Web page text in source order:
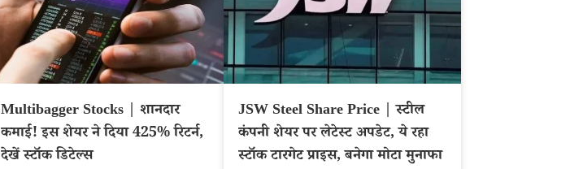
Multibagger Stocks | शानदार
कमाई! इस शेयर ने दिया 425% रिटर्न,
देखें स्टॉक डिटेल्स
JSW Steel Share Price | स्टील
कंपनी शेयर पर लेटेस्ट अपडेट, ये रहा
स्टॉक टारगेट प्राइस, बनेगा मोटा मुनाफा